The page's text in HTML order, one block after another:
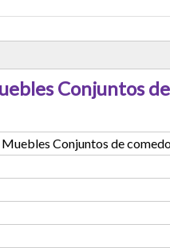
Conjuntos
Conjuntos de